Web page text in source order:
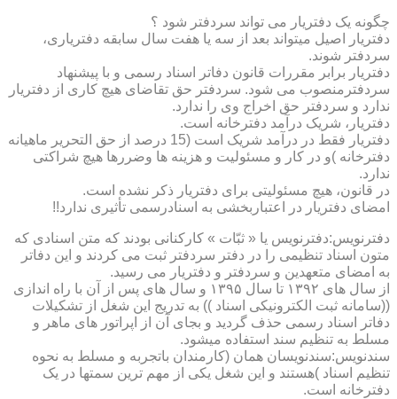
چگونه یک دفتریار می تواند سردفتر شود ؟
دفتریار اصیل میتواند بعد از سه یا هفت سال سابقه دفتریاری،
سردفتر شوند.
دفتریار برابر مقررات قانون دفاتر اسناد رسمی و با پیشنهاد
سردفترمنصوب می شود. سردفتر حق تقاضای هیچ کاری از دفتریار
ندارد و سردفتر حق اخراج وی را ندارد.
دفتریار، شریک درآمد دفترخانه است.
دفتریار فقط در درآمد شریک است (15 درصد از حق التحریر ماهیانه
دفترخانه )و در کار و مسئولیت و هزینه ها وضررها هیچ شراکتی
ندارد.
در قانون، هیچ مسئولیتی برای دفتریار ذکر نشده است.
امضای دفتریار در اعتباربخشی به اسنادرسمی تأثیری ندارد!!
دفترنویس:دفترنویس یا « ثبّات » کارکنانی بودند که متن اسنادی که
متون اسناد تنظیمی را در دفتر سردفتر ثبت می کردند و این دفاتر
به امضای متعهدین و سردفتر و دفتریار می رسید.
از سال های ۱۳۹۲ تا سال ۱۳۹۵ و سال های پس از آن با راه اندازی
((سامانه ثبت الکترونیکی اسناد )) به تدریج این شغل از تشکیلات
دفاتر اسناد رسمی حذف گردید و بجای آن از اپراتور های ماهر و
مسلط به تنظیم سند استفاده میشود.
سندنویس:سندنویسان همان (کارمندان باتجربه و مسلط به نحوه
تنظیم اسناد )هستند و این شغل یکی از مهم ترین سمتها در یک
دفترخانه است.